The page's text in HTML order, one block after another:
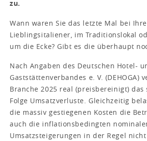
zu.
Wann waren Sie das letzte Mal bei
Lieblingsitaliener, im Traditionslokal
um die Ecke? Gibt es die überhaupt
Nach Angaben des Deutschen Hotel-
Gaststättenverbandes e. V. (DEHOGA)
Branche 2025 real (preisbereinigt) das
Folge Umsatzverluste. Gleichzeitig
die massiv gestiegenen Kosten die
auch die inflationsbedingten
Umsatzsteigerungen in der Regel nicht